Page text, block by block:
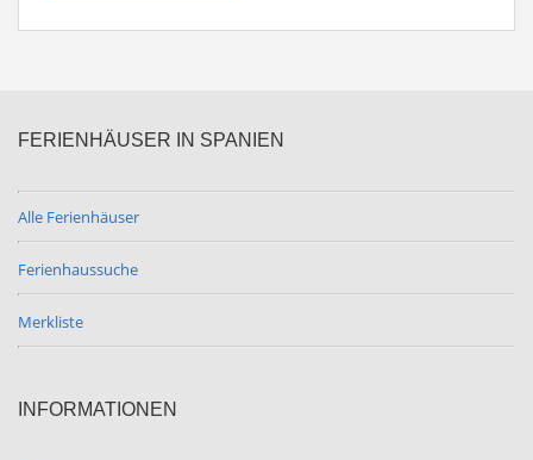
FERIENHÄUSER IN SPANIEN
Alle Ferienhäuser
Ferienhaussuche
Merkliste
INFORMATIONEN